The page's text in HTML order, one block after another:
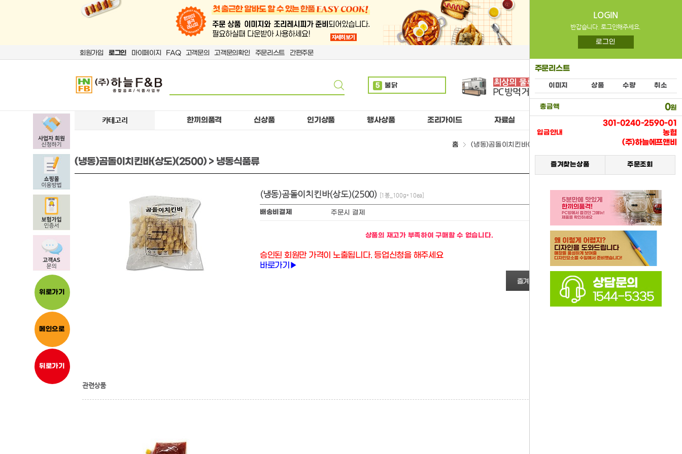
회원가입 로그인 마이페이지 FAQ 고객문의 고객문의확인 주문리스트 간편주문
5 불닭
7 몬스터
1 펩시
2 만두
3 코카
위로가기
메인으로
뒤로가기
카테고리 한끼의품격 신상품 인기상품 행사상품 조리가이드 자료실
홈 (냉동)곰돌이치킨바(상도)(2500) > 냉동식품류
(냉동)곰돌이치킨바(상도)(2500) > 냉동식품류
LOGIN
반갑습니다. 로그인해주세요.
로그인
주문리스트
이미지 상품 수량 취소
총금액 0원
입금안내
301-0240-2590-01
농협
(주)하늘에프앤비
즐겨찾는상품 주문조회
(냉동)곰돌이치킨바(상도)(2500) [1봉_100g*10ea]
배송비결제 주문시 결제
상품의 재고가 부족하여 구매할 수 없습니다.
승인된 회원만 가격이 노출됩니다. 등업신청을 해주세요
바로가기▶
즐겨찾기 상품정보
관련상품